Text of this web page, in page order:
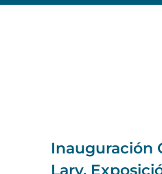
Inauguración
Lary.